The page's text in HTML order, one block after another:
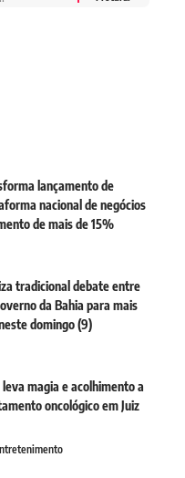
lançamento de
nacional de negócios
de mais de 15%
tradicional debate entre
da Bahia para mais
domingo (9)
magia e acolhimento a
oncológico em Juiz